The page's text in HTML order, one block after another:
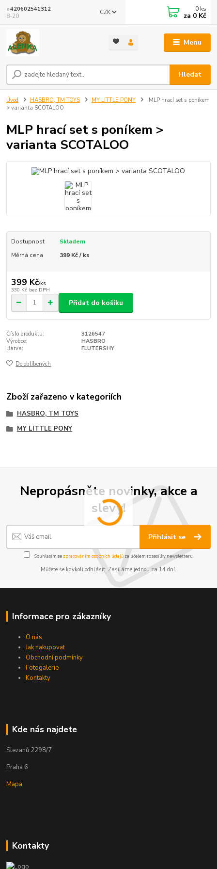
Menu
CZK
Hledat
+420602541312
8-20
0 ks
za 0 Kč
Úvod HASBRO, TM TOYS MY LITTLE PONY
MLP hrací set s poníkem
> varianta SCOTALOO
MLP hrací set s poníkem >
varianta SCOTALOO
Dostupnost
Skladem
Měrná cena
399 Kč / ks
399 Kč/ks
330 Kč bez DPH
Přidat do košíku
Číslo produktu:
3126547
Výrobce:
HASBRO
Barva:
FLUTERSHY
Do oblíbených
Zboží zařazeno v kategoriích
HASBRO, TM TOYS
MY LITTLE PONY
Nepropásněte novinky, akce a
slevy!
Přihlásit se
Souhlasím se zpracováním osobních údajůza účelem rozesílky newsletteru.
Můžete se kdykoli odhlásit. Zasíláme jednou za 14 dní.
Informace pro zákazníky
O nás
Jak nakupovat
Obchodní podmínky
Fotogalerie
Kontakty
Kde nás najdete
Slezanů 2298/7
Praha 6
Mapa
Kontakty